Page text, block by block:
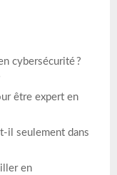
cybersécurité ?
être expert en
il seulement dans
en